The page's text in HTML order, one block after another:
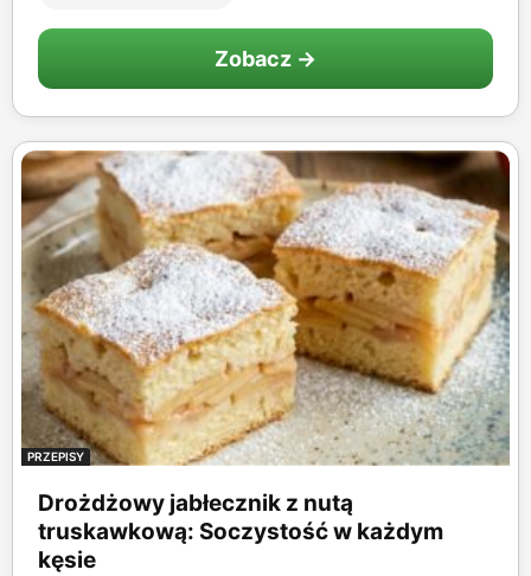
Zobacz →
PRZEPISY
Drożdżowy jabłecznik z nutą
truskawkową: Soczystość w każdym
kęsie